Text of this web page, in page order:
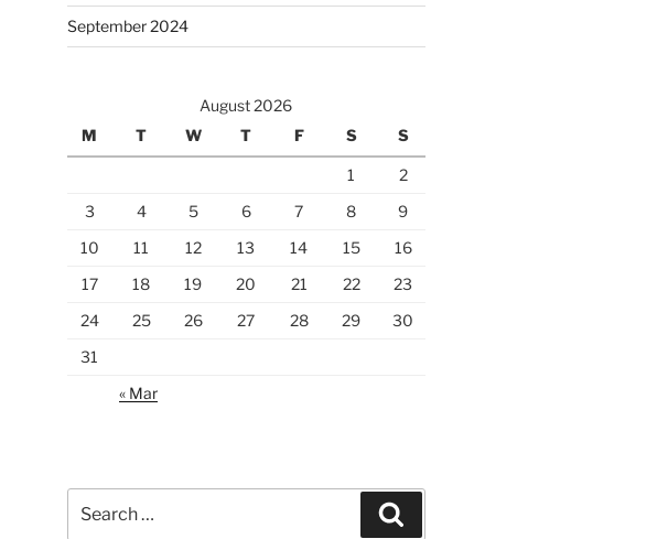
September 2024
August 2026
M
T W T F S S
1
2
3
4 5 6 7 8
9
10
11 12 13 14 15
16
17
18 19 20 21 22
23
24
25 26 27 28 29
30
31
« Mar
for: